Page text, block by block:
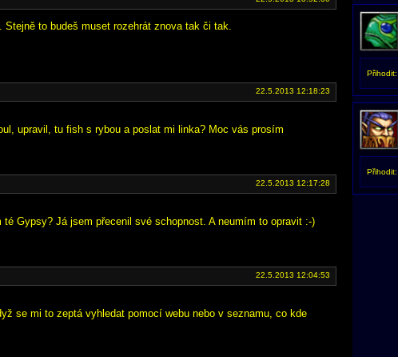
to budeš muset rozehrát znova tak či tak.
22.5.2013 12:18:23
upravil, tu fish s rybou a poslat mi linka? Moc vás prosím
22.5.2013 12:17:28
té Gypsy? Já jsem přecenil své schopnost. A neumím to opravit :-)
22.5.2013 12:04:53
se mi to zeptá vyhledat pomocí webu nebo v seznamu, co kde
Přihodit:
Přihodit: